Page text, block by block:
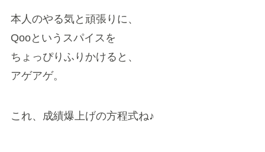
本人のやる気と頑張りに、
Qooというスパイスを
ちょっぴりふりかけると、
アゲアゲ。
これ、成績爆上げの方程式ね♪